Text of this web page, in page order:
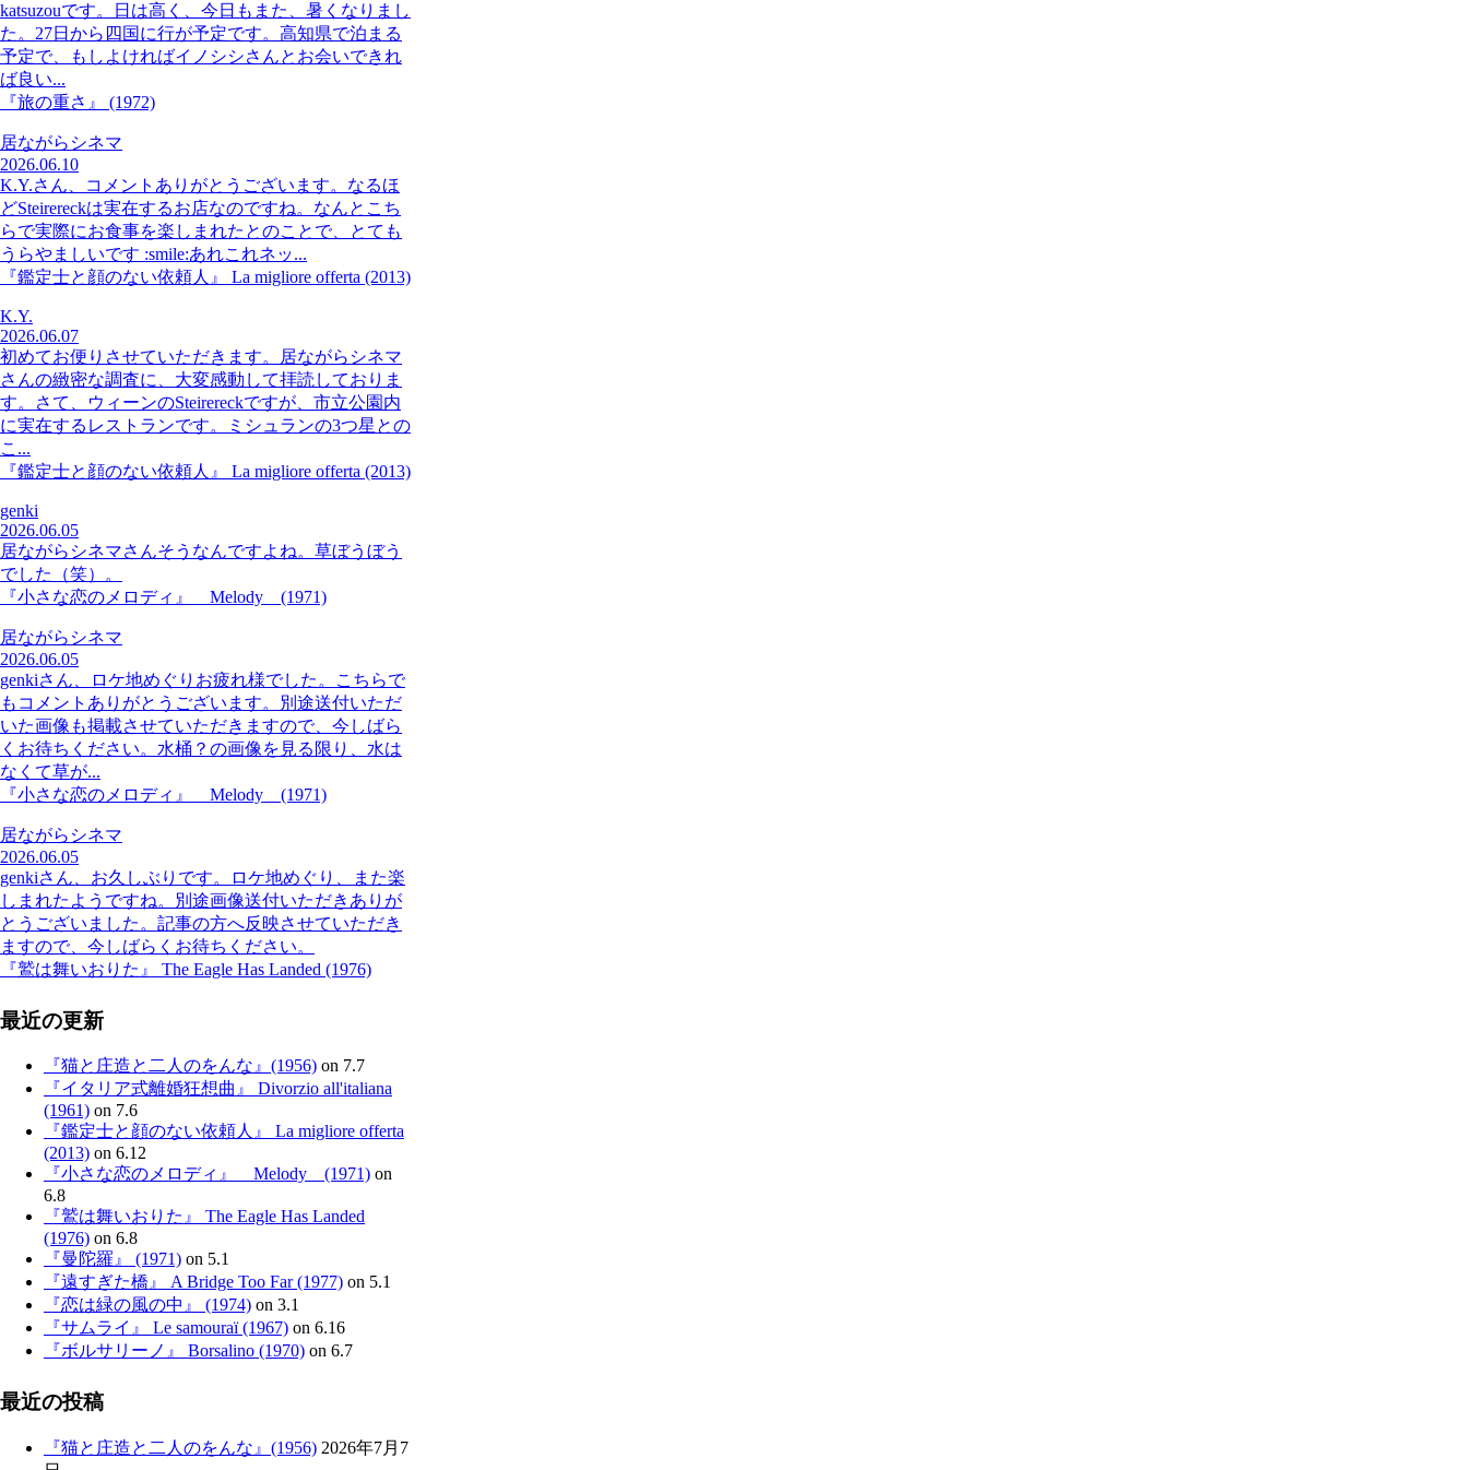
katsuzouです。日は高く、今日もまた、暑くなりまし
た。27日から四国に行が予定です。高知県で泊まる
予定で、もしよければイノシシさんとお会いできれ
ば良い...
『旅の重さ』 (1972)
居ながらシネマ
2026.06.10
K.Y.さん、コメントありがとうございます。なるほ
どSteirereckは実在するお店なのですね。なんとこち
らで実際にお食事を楽しまれたとのことで、とても
うらやましいです :smile:あれこれネッ...
『鑑定士と顔のない依頼人』 La migliore offerta (2013)
K.Y.
2026.06.07
初めてお便りさせていただきます。居ながらシネマ
さんの緻密な調査に、大変感動して拝読しておりま
す。さて、ウィーンのSteirereckですが、市立公園内
に実在するレストランです。ミシュランの3つ星との
こ...
『鑑定士と顔のない依頼人』 La migliore offerta (2013)
genki
2026.06.05
居ながらシネマさんそうなんですよね。草ぼうぼう
でした（笑）。
『小さな恋のメロディ』 Melody (1971)
居ながらシネマ
2026.06.05
genkiさん、ロケ地めぐりお疲れ様でした。こちらで
もコメントありがとうございます。別途送付いただ
いた画像も掲載させていただきますので、今しばら
くお待ちください。水桶？の画像を見る限り、水は
なくて草が...
『小さな恋のメロディ』 Melody (1971)
居ながらシネマ
2026.06.05
genkiさん、お久しぶりです。ロケ地めぐり、また楽
しまれたようですね。別途画像送付いただきありが
とうございました。記事の方へ反映させていただき
ますので、今しばらくお待ちください。
『鷲は舞いおりた』 The Eagle Has Landed (1976)
最近の更新
『猫と庄造と二人のをんな』(1956) on 7.7
『イタリア式離婚狂想曲』 Divorzio all'italiana
(1961) on 7.6
『鑑定士と顔のない依頼人』 La migliore offerta
(2013) on 6.12
『小さな恋のメロディ』 Melody (1971) on
6.8
『鷲は舞いおりた』 The Eagle Has Landed
(1976) on 6.8
『曼陀羅』 (1971) on 5.1
『遠すぎた橋』 A Bridge Too Far (1977) on 5.1
『恋は緑の風の中』 (1974) on 3.1
『サムライ』 Le samouraï (1967) on 6.16
『ボルサリーノ』 Borsalino (1970) on 6.7
最近の投稿
『猫と庄造と二人のをんな』(1956) 2026年7月7